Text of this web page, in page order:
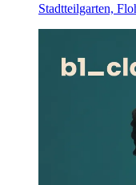
Stadtteilgarten,